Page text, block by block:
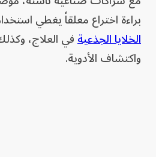
براءة اختراع معلقاً يغطي
الخلايا الجذعيةفي العلاج،
واكتشاف الأدوية.